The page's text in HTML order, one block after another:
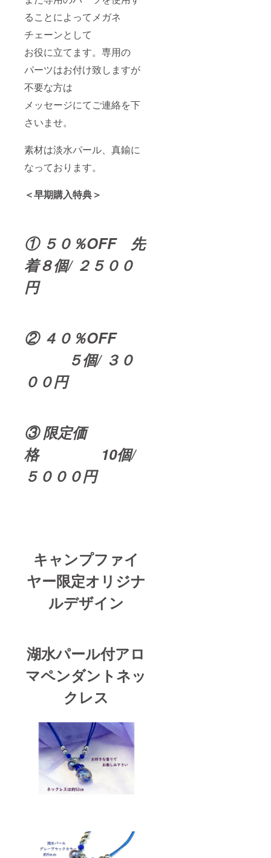
ることによってメガネ
チェーンとして
お役に立てます。専用の
パーツはお付け致しますが
不要な方は
メッセージにてご連絡を下
さいませ。
素材は淡水パール、真鍮に
なっております。
＜早期購入特典＞
① ５０％OFF 先
着８個/ ２５００
円
② ４０％OFF
５個/ ３０
００円
③ 限定価
格 10個/
５０００円
キャンプファイ
ヤー限定オリジナ
ルデザイン
湖水パール付アロ
マペンダントネッ
クレス